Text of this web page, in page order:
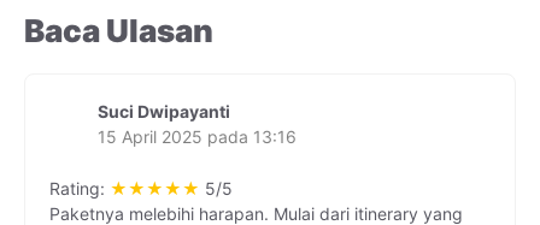
Baca Ulasan
Suci Dwipayanti
15 April 2025 pada 13:16
Rating: ★★★★★ 5/5
Paketnya melebihi harapan. Mulai dari itinerary yang